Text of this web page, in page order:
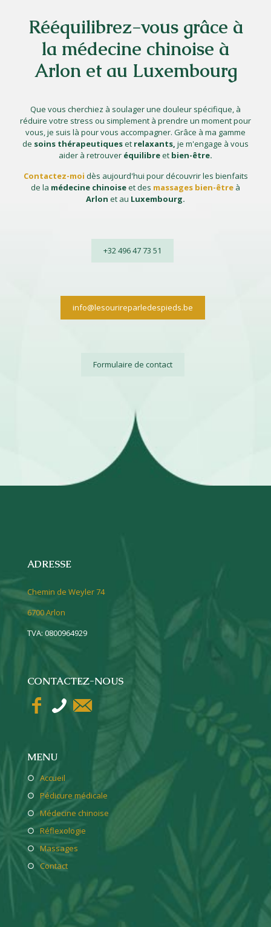
Rééquilibrez-vous grâce à
la médecine chinoise à
Arlon et au Luxembourg
Que vous cherchiez à soulager une douleur spécifique, à
réduire votre stress ou simplement à prendre un moment pour
vous, je suis là pour vous accompagner. Grâce à ma gamme
de soins thérapeutiqueset relaxants, je m'engage à vous
aider à retrouver équilibreet bien-être.
Contactez-moi dès aujourd'hui pour découvrir les bienfaits
de la médecine chinoiseet des massages bien-être à
Arlon et au Luxembourg.
+32 496 47 73 51
info@lesourireparledespieds.be
Formulaire de contact
ADRESSE
Chemin de Weyler 74
6700 Arlon
TVA: 0800964929
CONTACTEZ-NOUS
MENU
○ Accueil
○ Pédicure médicale
○Médecine chinoise
○ Réflexologie
○ Massages
○Contact